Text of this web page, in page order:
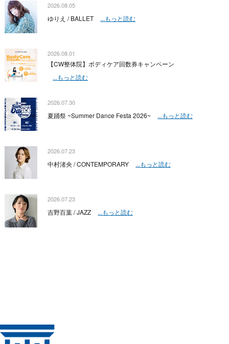
2026.08.05
ゆりえ / BALLET ...もっと読む
2026.08.01
【CW整体院】ボディケア回数券キャンペーン
...もっと読む
2026.07.30
夏踊祭 ~Summer Dance Festa 2026~ ...もっと読む
2026.07.23
中村渚央 / CONTEMPORARY ...もっと読む
2026.07.23
吉野百葉 / JAZZ ...もっと読む